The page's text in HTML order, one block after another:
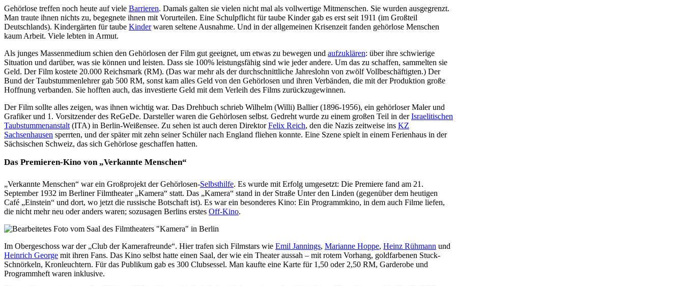
Gehörlose treffen noch heute auf viele Barrieren. Damals galten sie vielen nicht mal als vollwertige Mitmenschen. Sie wurden ausgegrenzt.
Man traute ihnen nichts zu, begegnete ihnen mit Vorurteilen. Eine Schulpflicht für taube Kinder gab es erst seit 1911 (im Großteil
Deutschlands). Kindergärten für taube Kinderwaren seltene Ausnahme. Und in der allgemeinen Krisenzeit fanden gehörlose Menschen
kaum Arbeit. Viele lebten in Armut.
Als junges Massenmedium schien den Gehörlosen der Film gut geeignet, um etwas zu bewegen und aufzuklären: über ihre schwierige
Situation und darüber, was sie können und leisten. Dass sie 100% leistungsfähig sind wie jeder andere. Um das zu schaffen, sammelten sie
Geld. Der Film kostete 20.000 Reichsmark (RM). (Das war mehr als der durchschnittliche Jahreslohn von zwölf Vollbeschäftigten.) Der
Bund der Taubstummenlehrer gab 500 RM, sonst kam alles Geld von den Gehörlosen und ihren Verbänden, die mit der Produktion große
Hoffnung verbanden. Sie hofften auch, das investierte Geld mit dem Verleih des Films zurückzugewinnen.
Der Film sollte alles zeigen, was ihnen wichtig war. Das Drehbuch schrieb Wilhelm (Willi) Ballier (1896-1956), ein gehörloser Maler und
Grafiker und 1. Vorsitzender des ReGeDe. Darsteller waren die Gehörlosen selbst. Gedreht wurde zu einem großen Teil in derIsraelitischen
Taubstummenanstalt (ITA) in Berlin-Weißensee. Zu sehen ist auch deren DirektorFelix Reich, den die Nazis zeitweise ins KZ
Sachsenhausen sperrten, und der später mit zehn seiner Schüler nach England fliehen konnte. Eine Szene spielt in einem Ferienhaus in der
Sächsischen Schweiz, das sich Gehörlose geschaffen hatten.
Das Premieren-Kino von „Verkannte Menschen“
„Verkannte Menschen“ war ein Großprojekt der Gehörlosen-Selbsthilfe. Es wurde mit Erfolg umgesetzt: Die Premiere fand am 21.
September 1932 im Berliner Filmtheater „Kamera“ statt. Das „Kamera“ stand in der Straße Unter den Linden (gegenüber dem heutigen
Café „Einstein“ und dort, wo jetzt die russische Botschaft ist). Es war ein besonderes Kino: Ein Programmkino, in dem auch Filme liefen,
die nicht mehr neu oder anders waren; sozusagen Berlins erstes Off-Kino.
Im Obergeschoss war der „Club der Kamerafreunde“. Hier trafen sich Filmstars wie Emil Jannings, Marianne Hoppe, Heinz Rühmann und
Heinrich George mit ihren Fans. Das Kino selbst hatte einen Saal, der wie ein Theater aussah – mit rotem Vorhang, goldfarbenen Stuck-
Schnörkeln, Kronleuchtern. Für das Publikum gab es 300 Clubsessel. Man kaufte eine Karte für 1,50 oder 2,50 RM, Garderobe und
Programmheft waren inklusive.